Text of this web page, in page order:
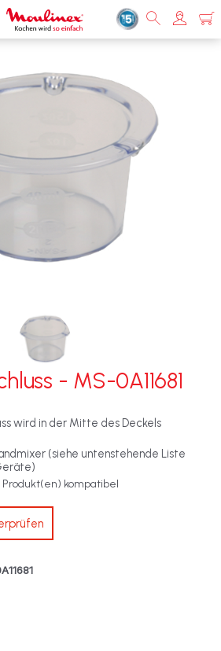
- MS-0A11681
wird in der Mitte des Deckels
(siehe untenstehende Liste
Produkt(en) kompatibel